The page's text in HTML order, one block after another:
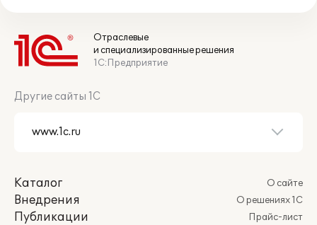
Отраслевые
и специализированные решения
1С:Предприятие
Другие сайты 1С
Каталог
Внедрения
Публикации
О сайте
О решениях 1С
Прайс-лист